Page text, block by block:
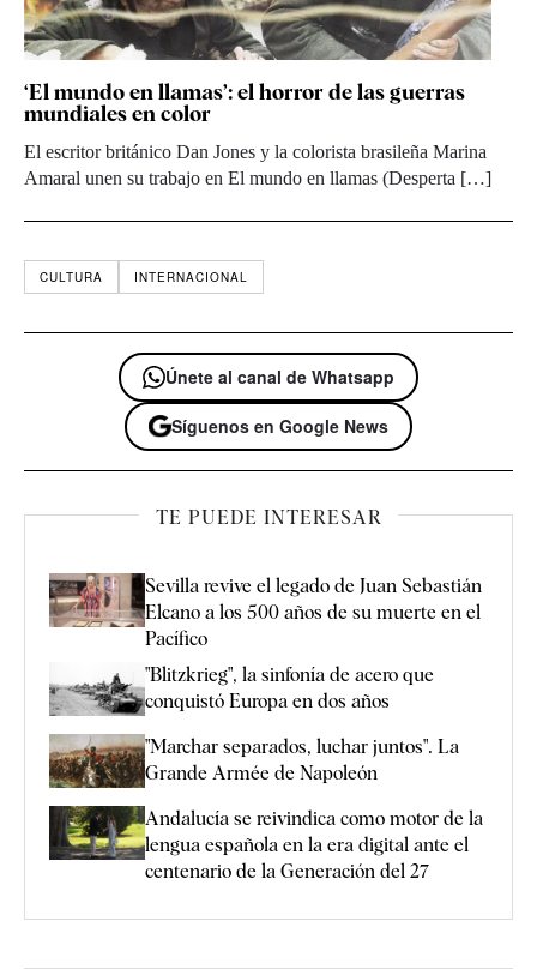
‘El mundo en llamas’: el horror de las guerras
mundiales en color
El escritor británico Dan Jones y la colorista brasileña Marina
Amaral unen su trabajo en El mundo en llamas (Desperta […]
CULTURA INTERNACIONAL
Únete al canal de Whatsapp
Síguenos en Google News
TE PUEDE INTERESAR
Sevilla revive el legado de Juan Sebastián
Elcano a los 500 años de su muerte en el
Pacífico
"Blitzkrieg", la sinfonía de acero que
conquistó Europa en dos años
"Marchar separados, luchar juntos". La
Grande Armée de Napoleón
Andalucía se reivindica como motor de la
lengua española en la era digital ante el
centenario de la Generación del 27